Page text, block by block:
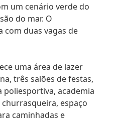
um cenário verde do
do mar. O
duas vagas de
uma área de lazer
três salões de festas,
poliesportiva, academia
espaço
caminhadas e